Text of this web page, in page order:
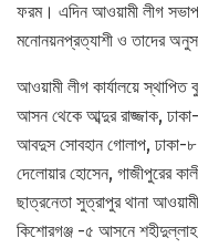
ফরম। এদিন আওয়ামী লীগ
মনোনয়নপ্রত্যাশী ও তাদের
আওয়ামী লীগ কার্যালয়ে স্থাপিত
আসন থেকে আব্দুর রাজ্জাক,
আবদুস সোবহান গোলাপ, ঢাকা-
দেলোয়ার হোসেন, গাজীপুরের
ছাত্রনেতা সুত্রাপুর থানা
কিশোরগঞ্জ -৫ আসনে